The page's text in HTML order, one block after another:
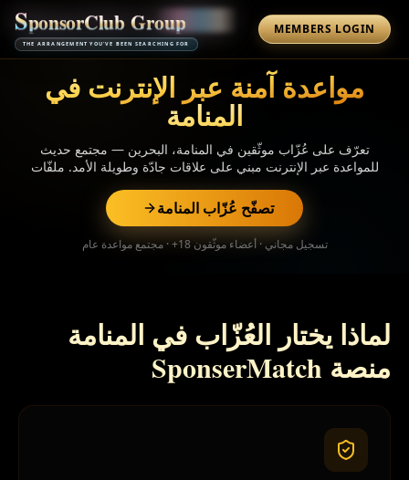
SponsorClub Group
THE ARRANGEMENT YOU'VE BEEN SEARCHING FOR
MEMBERS LOGIN
مواعدة آمنة عبر الإنترنت في
المنامة
تعرّف على عُزّاب موثّقين في المنامة، البحرين — مجتمع حديث
للمواعدة عبر الإنترنت مبني على علاقات جادّة وطويلة الأمد. ملفّات
مشفّرة. تصفّح مجاني.
تصفّح عُزّاب المنامة
تسجيل مجاني · أعضاء موثّقون 18+ · مجتمع مواعدة عام
لماذا يختار العُزّاب في المنامة
منصة SponserMatch